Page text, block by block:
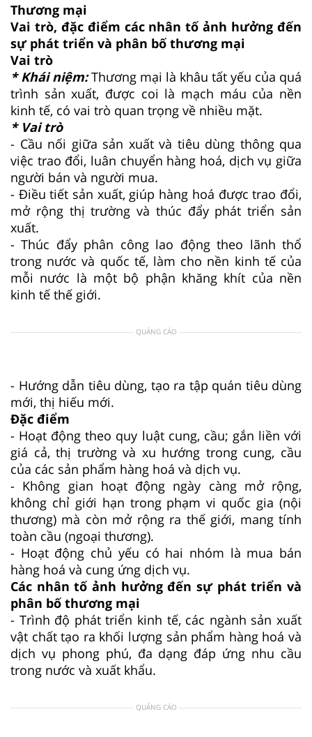
Thương mại
Vai trò, đặc điểm các nhân tố ảnh hưởng đến
sự phát triển và phân bố thương mại
Vai trò
* Khái niệm:Thương mại là khâu tất yếu của quá
trình sản xuất, được coi là mạch máu của nền
kinh tế, có vai trò quan trọng về nhiều mặt.
* Vai trò
- Cầu nối giữa sản xuất và tiêu dùng thông qua
việc trao đổi, luân chuyển hàng hoá, dịch vụ giữa
người bán và người mua.
- Điều tiết sản xuất, giúp hàng hoá được trao đổi,
mở rộng thị trường và thúc đẩy phát triển sản
xuất.
- Thúc đẩy phân công lao động theo lãnh thổ
trong nước và quốc tế, làm cho nền kinh tế của
mỗi nước là một bộ phận khăng khít của nền
kinh tế thế giới.
QUẢNG CÁO
- Hướng dẫn tiêu dùng, tạo ra tập quán tiêu dùng
mới, thị hiếu mới.
Đặc điểm
- Hoạt động theo quy luật cung, cầu; gắn liền với
giá cả, thị trường và xu hướng trong cung, cầu
của các sản phẩm hàng hoá và dịch vụ.
- Không gian hoạt động ngày càng mở rộng,
không chỉ giới hạn trong phạm vi quốc gia (nội
thương) mà còn mở rộng ra thế giới, mang tính
toàn cầu (ngoại thương).
- Hoạt động chủ yếu có hai nhóm là mua bán
hàng hoá và cung ứng dịch vụ.
Các nhân tố ảnh hưởng đến sự phát triển và
phân bố thương mại
- Trình độ phát triển kinh tế, các ngành sản xuất
vật chất tạo ra khối lượng sản phẩm hàng hoá và
dịch vụ phong phú, đa dạng đáp ứng nhu cầu
trong nước và xuất khẩu.
QUẢNG CÁO